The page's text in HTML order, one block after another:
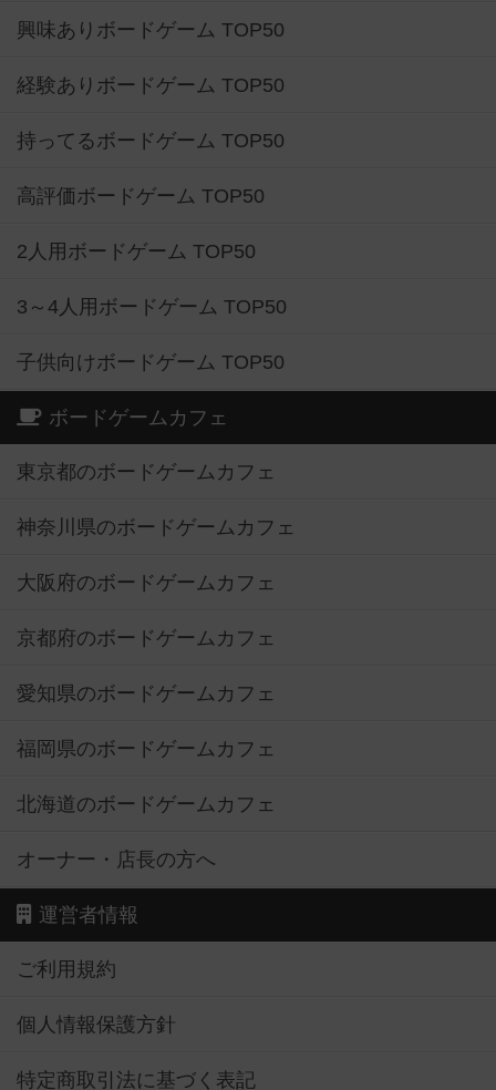
興味ありボードゲーム TOP50
経験ありボードゲーム TOP50
持ってるボードゲーム TOP50
高評価ボードゲーム TOP50
2人用ボードゲーム TOP50
3～4人用ボードゲーム TOP50
子供向けボードゲーム TOP50
ボードゲームカフェ
東京都のボードゲームカフェ
神奈川県のボードゲームカフェ
大阪府のボードゲームカフェ
京都府のボードゲームカフェ
愛知県のボードゲームカフェ
福岡県のボードゲームカフェ
北海道のボードゲームカフェ
オーナー・店長の方へ
運営者情報
ご利用規約
個人情報保護方針
特定商取引法に基づく表記